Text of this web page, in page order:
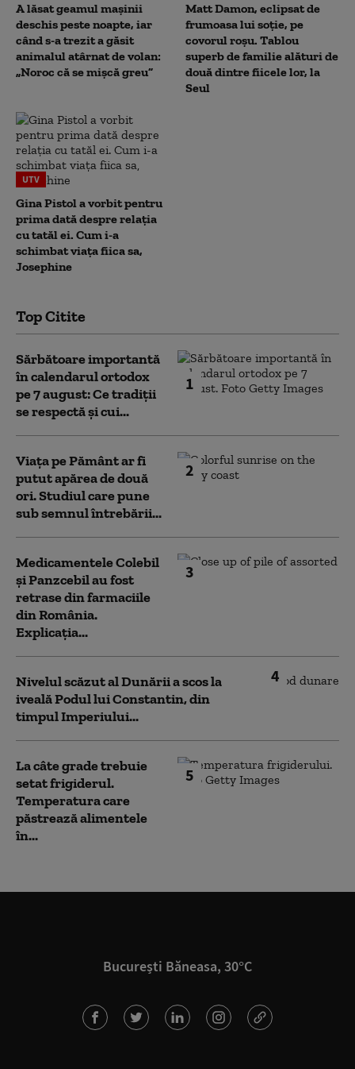
A lăsat geamul mașinii
deschis peste noapte, iar
când s-a trezit a găsit
animalul atârnat de volan:
„Noroc că se mișcă greu”
Matt Damon, eclipsat de
frumoasa lui soție, pe
covorul roșu. Tablou
superb de familie alături de
două dintre fiicele lor, la
Seul
UTV
Gina Pistol a vorbit pentru
prima dată despre relația
cu tatăl ei. Cum i-a
schimbat viața fiica sa,
Josephine
Top Citite
1
Sărbătoare importantă
în calendarul ortodox
pe 7 august: Ce tradiții
se respectă și cui...
2
Viața pe Pământ ar fi
putut apărea de două
ori. Studiul care pune
sub semnul întrebării...
3
Medicamentele Colebil
și Panzcebil au fost
retrase din farmaciile
din România.
Explicația...
4
Nivelul scăzut al Dunării a scos la
iveală Podul lui Constantin, din
timpul Imperiului...
5
La câte grade trebuie
setat frigiderul.
Temperatura care
păstrează alimentele
în...
București Băneasa, 30°C